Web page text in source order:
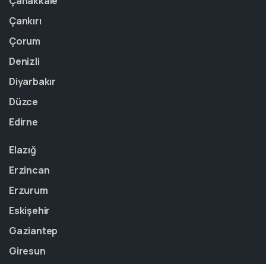
Çankırı
Çorum
Denizli
Diyarbakır
Düzce
Edirne
Elazığ
Erzincan
Erzurum
Eskişehir
Gaziantep
Giresun